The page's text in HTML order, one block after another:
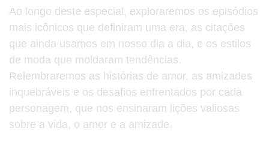
Ao longo deste especial, exploraremos os episódios
mais icônicos que definiram uma era, as citações
que ainda usamos em nosso dia a dia, e os estilos
de moda que moldaram tendências.
Relembraremos as histórias de amor, as amizades
inquebráveis e os desafios enfrentados por cada
personagem, que nos ensinaram lições valiosas
sobre a vida, o amor e a amizade.